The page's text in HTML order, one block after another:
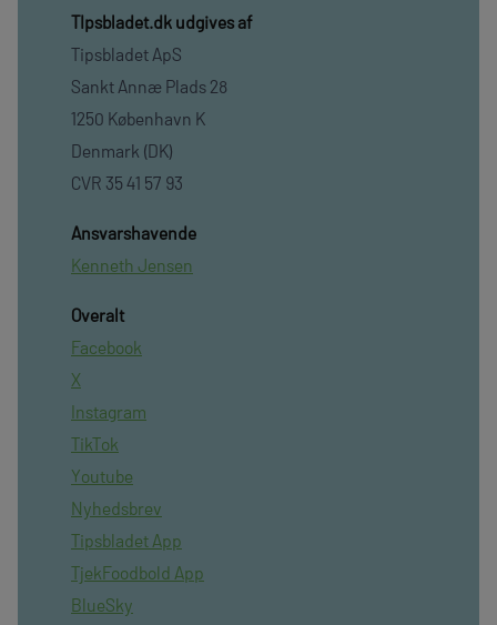
TIpsbladet.dk udgives af
Tipsbladet ApS
Sankt Annæ Plads 28
1250 København K
Denmark (DK)
CVR 35 41 57 93
Ansvarshavende
Kenneth Jensen
Overalt
Facebook
X
Instagram
TikTok
Youtube
Nyhedsbrev
Tipsbladet App
TjekFoodbold App
BlueSky